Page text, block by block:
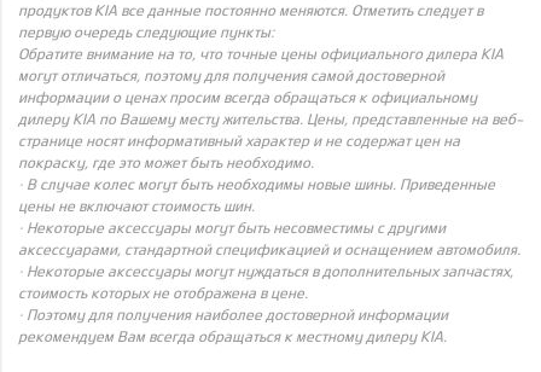
продуктов KIA все данные постоянно меняются. Отметить следует в
первую очередь следующие пункты:
Обратите внимание на то, что точные цены официального дилера KIA
могут отличаться, поэтому для получения самой достоверной
информации о ценах просим всегда обращаться к официальному
дилеру KIA по Вашему месту жительства. Цены, представленные на веб-
странице носят информативный характер и не содержат цен на
покраску, где это может быть необходимо.
· В случае колес могут быть необходимы новые шины. Приведенные
цены не включают стоимость шин.
· Некоторые аксессуары могут быть несовместимы с другими
аксессуарами, стандартной спецификацией и оснащением автомобиля.
· Некоторые аксессуары могут нуждаться в дополнительных запчастях,
стоимость которых не отображена в цене.
· Поэтому для получения наиболее достоверной информации
рекомендуем Вам всегда обращаться к местному дилеру KIA.